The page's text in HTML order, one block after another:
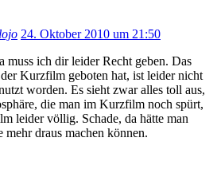
24. Oktober 2010 um 21:50
muss ich dir leider Recht geben. Das
Kurzfilm geboten hat, ist leider nicht
worden. Es sieht zwar alles toll aus,
die man im Kurzfilm noch spürt,
leider völlig. Schade, da hätte man
mehr draus machen können.